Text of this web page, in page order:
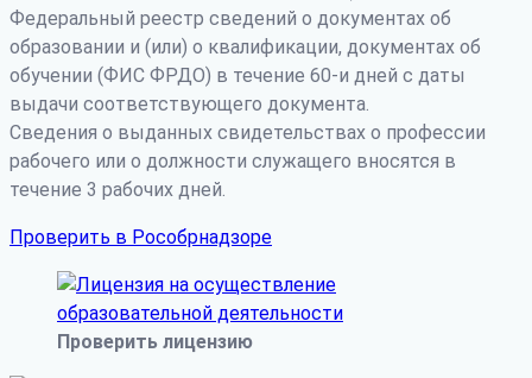
Федеральный реестр сведений о документах об
образовании и (или) о квалификации, документах об
обучении (ФИС ФРДО) в течение 60-и дней с даты
выдачи соответствующего документа.
Сведения о выданных свидетельствах о профессии
рабочего или о должности служащего вносятся в
течение 3 рабочих дней.
Проверить в Рособрнадзоре
Проверить лицензию